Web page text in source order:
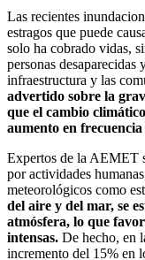
Las recientes
estragos que puede
solo ha cobrado vidas,
personas
infraestructura y las
advertido sobre la
que el cambio
aumento en
Expertos de la AEMET
por actividades
meteorológicos como
del aire y del mar, se
atmósfera, lo que
intensas. De hecho, en
incremento del 15% en